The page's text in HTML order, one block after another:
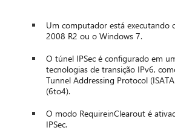
Um computador está executando
2008 R2 ou o Windows 7.
O túnel IPSec é configurado em
tecnologias de transição IPv6,
Tunnel Addressing Protocol
(6to4).
O modo RequireinClearout é
IPSec.